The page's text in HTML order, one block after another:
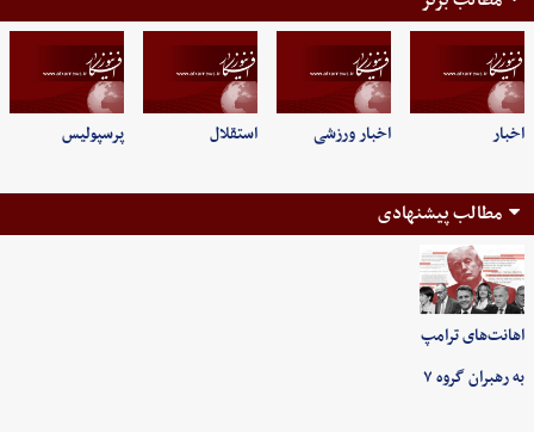
اخبار اخبار ورزشی استقلال پرسپولیس
مطالب پیشنهادی
اهانت‌های ترامپ
به رهبران گروه ۷